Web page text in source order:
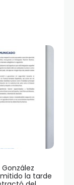
la tarde